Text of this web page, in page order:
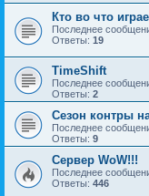
Кто во что
Последнее
Ответы: 19
TimeShift
Последнее
Ответы: 2
Сезон контры
Последнее
Ответы: 9
Сервер WoW!!!
Последнее
Ответы: 446